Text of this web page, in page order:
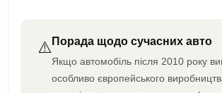
⚠️ Порада щодо сучасних авто
Якщо автомобіль після 2010 року
особливо європейського